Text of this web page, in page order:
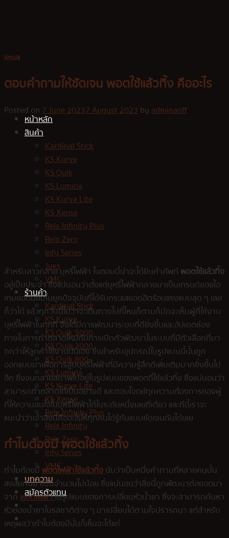
หน้าหลัก
สินค้า
Kardinal Stick
KS Kurve
KS Quik
KS Lumina
KS Kurve Lite
KS Xense
Relx Infinity Plus
Relx Zero
Infy Series
Jues
VMC
ร้านค้า
Kardinal Stick
KS Kurve
KS Quik 5000
KS Quik 2000
KS Quik 800
KS Lumina
KS Kurve Lite
KS Xense
Relx Infinity Plus
Relx Infinity
Relx Zero
Infy Series
VMC
บทความ
สมัครตัวแทน
Article
ตอบคำถามให้ชัดเจน พอตใช้แล้วทิ้ง คืออะไร
Posted on7 June 20237 August 2023byadminaoff
สำหรับสาวกสาย บุหรี่ไฟฟ้า ในตอนนี้น่าจะได้ยินคำศัพท์พอตใช้แล้วทิ้ง
อยู่เป็นประจำ ซึ่งแน่นอนว่าตั้งแต่บุหรี่ไฟฟ้ากลายมาเป็นเทรนด์ของไอ
เทมยอดนิยมในยุคปัจจุบันที่ได้รับกระแสยอดฮิตร้อนแรงแบบสุด ๆ เลย
ก็ว่าได้ แล้วทุกวันนี้ไม่ว่าจะเดินทางไปที่ไหนก็ตามก็มักจะเห็นผู้ที่ใช้งาน
บุหรี่ไฟฟ้าในทุกที่ จึงได้มีการพัฒนาระบบที่ดียิ่งขึ้นและอัปเดตช่อง
ทางในการทำตลาดใหม่กับการเปิดตัวพัฒนาในระบบที่มีตัวเลือกที่มา
กกว่าให้ลูกค้าใช้งานนั่นเอง ซึ่งสำหรับอุปกรณ์ในรูปแบบนี้นั้นถูก
ออกแบบมาเพื่อการสูบบุหรี่ไฟฟ้าที่มีความรู้สึกดีเพิ่มเติมมากยิ่งขึ้นไป
อีก ซึ่งจนกลายสภาพไปอยู่ในรูปแบบของพอตที่ใช้แล้วทิ้ง ซึ่งแน่นอนว่า
สามารถทำตลาดได้เป็นอย่างดี และตอบโจทย์ทุกความต้องการของผู้
ที่ให้ความสนใจในบุหรี่ไฟฟ้าได้ในระดับหนึ่งเลยทีเดียว และทีนี้เราจะ
แนะนำว่าเจ้าสิ่งนี้คืออะไรให้ทุกคนได้รู้กันแบบชัดเจนกันได้เลย
ทำไมต้องมีพอตใช้แล้วทิ้ง
ทำไมต้องมีพอตไฟฟ้าใช้แล้วทิ้งนับว่าเป็นหนึ่งคำถามที่หลายคนนั้น
สงสัยกันมาเป็นจำนวนไม่น้อย ซึ่งแน่นอนว่าสิ่งนี้ถูกพัฒนาต่อยอดมา
จากพอตไฟฟ้าในรูปแบบของการเปลี่ยนหัวน้ำยา ซึ่งจะสามารถค้นหา
หัวของน้ำยาในรสชาติต่าง ๆ มาเปลี่ยนได้ตามใจปรารถนา แต่สำหรับ
เหตุผลว่าทำไมต้องมีนั้นก็เห็นจะได้แก่